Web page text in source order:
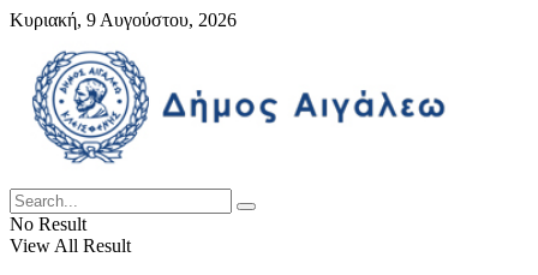
Κυριακή, 9 Αυγούστου, 2026
No Result
View All Result